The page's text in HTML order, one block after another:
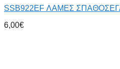
SSB922EF ΛΑΜΕΣ
6,00€